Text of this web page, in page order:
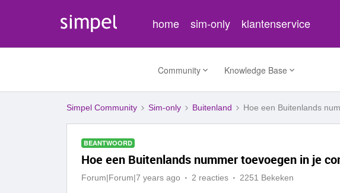
home sim-only klantenservice
Community Knowledge Base
Simpel Community Sim-only Buitenland Hoe een Buitenlands
BEANTWOORD
Hoe een Buitenlands nummer toevoegen in je
Forum|Forum|7 years ago 2 reacties 2251 Bekeken